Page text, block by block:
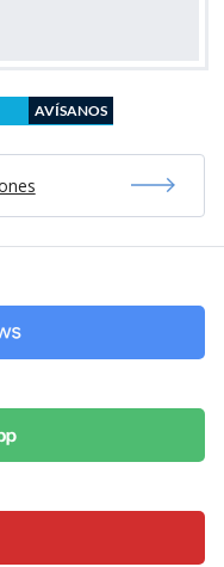
AVÍSANOS